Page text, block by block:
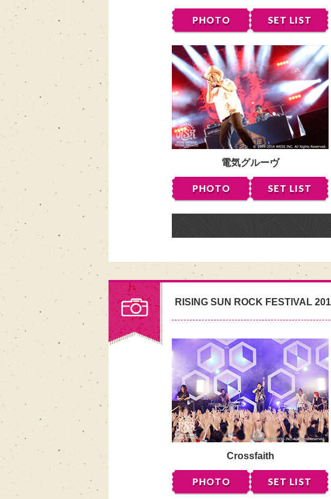
PHOTO SET LIST
電気グルーヴ
PHOTO SET LIST
RISING SUN ROCK FESTIVAL
Crossfaith
PHOTO SET LIST